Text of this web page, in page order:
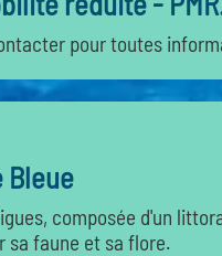
pour toutes
Bleue
composée d'un
sa faune et sa flore.